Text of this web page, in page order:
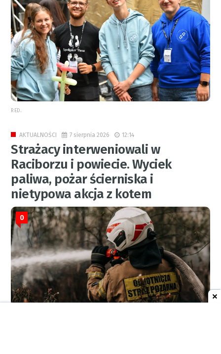
RED.
AKTUALNOŚCI 7 sierpnia 2026 12:14
Strażacy interweniowali w
Raciborzu i powiecie. Wyciek
paliwa, pożar ścierniska i
nietypowa akcja z kotem
0